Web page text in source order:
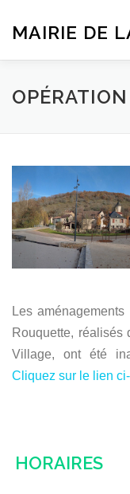
contenu
MAIRIE DE
ACCUEIL
Les
Rouquette, réalisés
Village, ont été
Cliquez sur le lien
HORAIRES